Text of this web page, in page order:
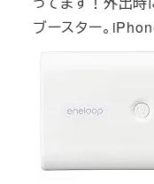
ブースター。